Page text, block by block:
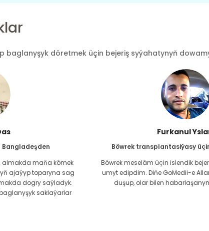
baglanyşyk döretmek üçin bejeriş syýahatynyň
almakda maňa kömek
ajaýyp toparyna sag
dogry saýladyk.
saklaýarlar
Furkanul
Böwrek transplantasiýasy
Böwrek meseläm üçin islendik
umyt edipdim. Diňe GoMedii-e
duşup, olar bilen